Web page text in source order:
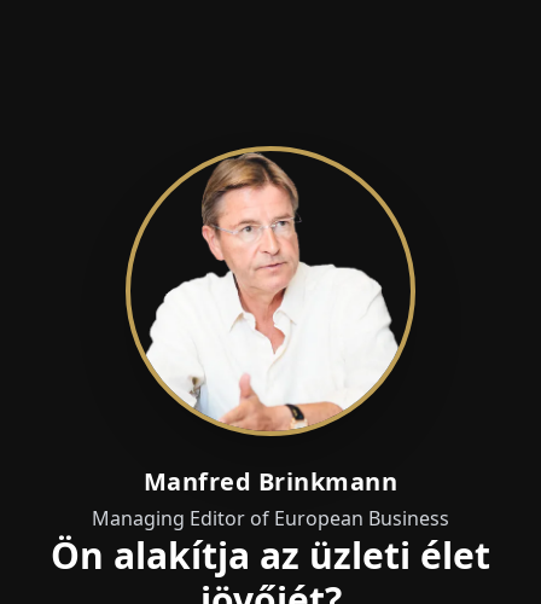
Manfred Brinkmann
Managing Editor of European Business
Ön alakítja az üzleti élet